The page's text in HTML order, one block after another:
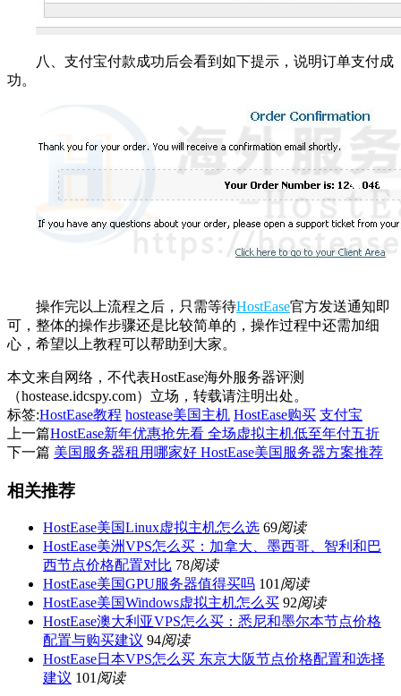
八、支付宝付款成功后会看到如下提示，说明订单支付成
功。
操作完以上流程之后，只需等待HostEase官方发送通知即
可，整体的操作步骤还是比较简单的，操作过程中还需加细
心，希望以上教程可以帮助到大家。
本文来自网络，不代表HostEase海外服务器评测
（hostease.idcspy.com）立场，转载请注明出处。
标签:HostEase教程 hostease美国主机 HostEase购买 支付宝
上一篇HostEase新年优惠抢先看 全场虚拟主机低至年付五折
下一篇 美国服务器租用哪家好 HostEase美国服务器方案推荐
相关推荐
HostEase美国Linux虚拟主机怎么选 69阅读
HostEase美洲VPS怎么买：加拿大、墨西哥、智利和巴
西节点价格配置对比 78阅读
HostEase美国GPU服务器值得买吗 101 阅读
HostEase美国Windows虚拟主机怎么买 92阅读
HostEase澳大利亚VPS怎么买：悉尼和墨尔本节点价格
配置与购买建议 94阅读
HostEase日本VPS怎么买 东京大阪节点价格配置和选择
建议 101 阅读